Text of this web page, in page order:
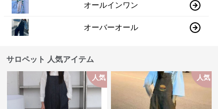
オールインワン
オーバーオール
サロペット 人気アイテム
人気 人気